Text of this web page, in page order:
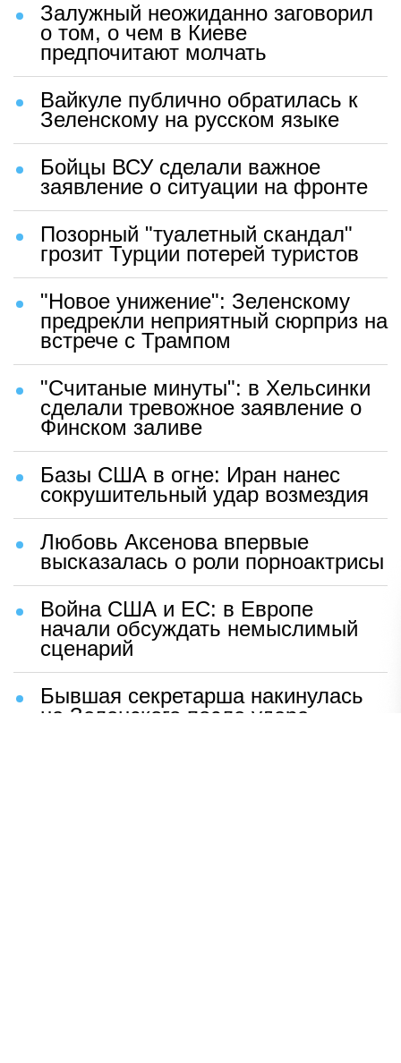
Залужный неожиданно заговорил
о том, о чем в Киеве
предпочитают молчать
Вайкуле публично обратилась к
Зеленскому на русском языке
Бойцы ВСУ сделали важное
заявление о ситуации на фронте
Позорный "туалетный скандал"
грозит Турции потерей туристов
"Новое унижение": Зеленскому
предрекли неприятный сюрприз на
встрече с Трампом
"Считаные минуты": в Хельсинки
сделали тревожное заявление о
Финском заливе
Базы США в огне: Иран нанес
сокрушительный удар возмездия
Любовь Аксенова впервые
высказалась о роли порноактрисы
Война США и ЕС: в Европе
начали обсуждать немыслимый
сценарий
Бывшая секретарша накинулась
на Зеленского после удара